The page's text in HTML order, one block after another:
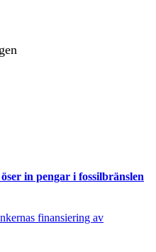
in pengar i fossilbränslen
finansiering av